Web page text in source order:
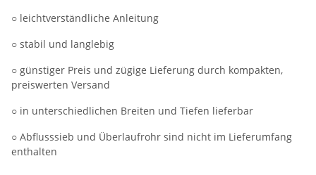
○ leichtverständliche Anleitung
○ stabil und langlebig
○ günstiger Preis und zügige Lieferung durch kompakten,
preiswerten Versand
○ in unterschiedlichen Breiten und Tiefen lieferbar
○ Abflusssieb und Überlaufrohr sind nicht im Lieferumfang
enthalten